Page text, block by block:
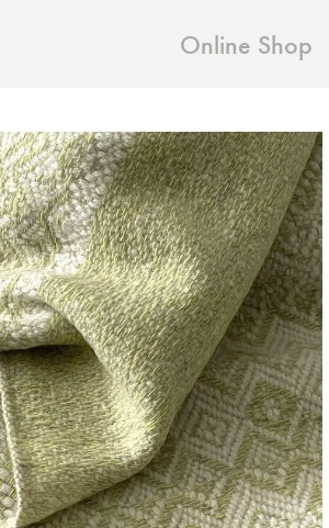
Online Shop